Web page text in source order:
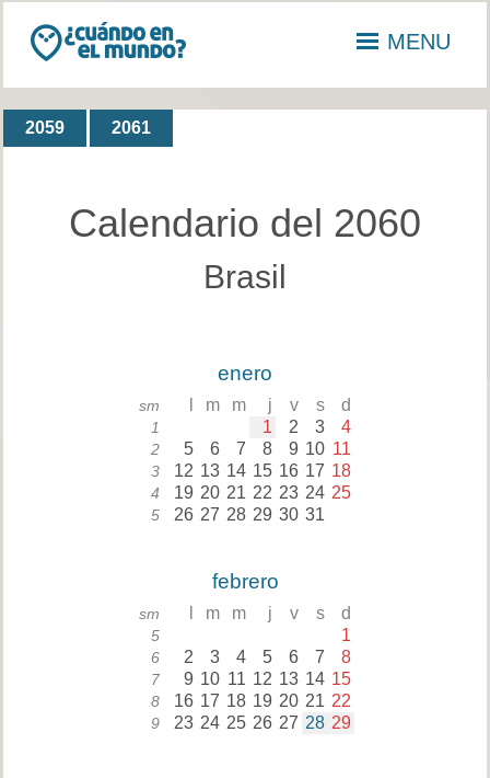
MENU
2059 2061
Calendario del 2060
Brasil
enero
sm m m j v s d
1 1 2 3 4
2 5 6 7 8 9 10 11
3 12 13 14 15 16 17 18
4 19 20 21 22 23 24 25
5 26 27 28 29 30 31
febrero
sm m m j v s d
5 1
6 2 3 4 5 6 7 8
7 9 10 11 12 13 14 15
8 16 17 18 19 20 21 22
9 23 24 25 26 27 28 29